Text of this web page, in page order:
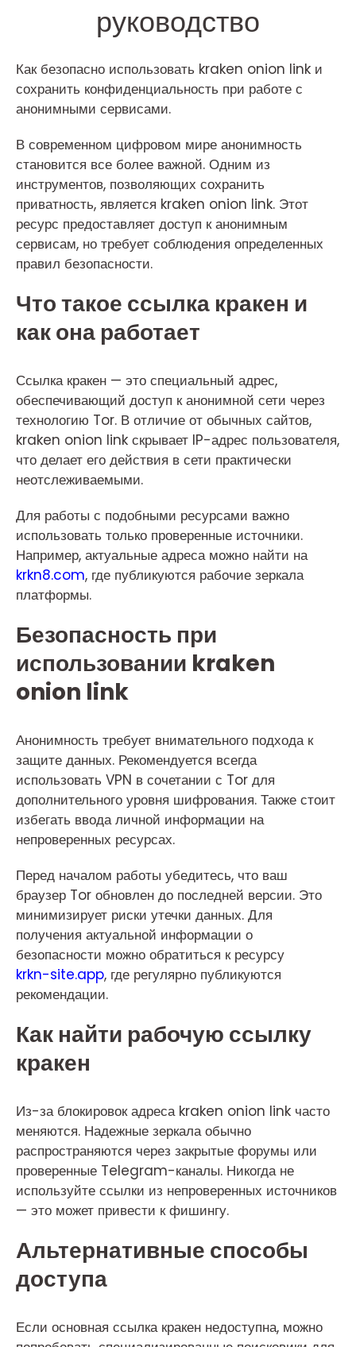
руководство
Как безопасно использовать kraken onion link и
сохранить конфиденциальность при работе с
анонимными сервисами.
В современном цифровом мире анонимность
становится все более важной. Одним из
инструментов, позволяющих сохранить
приватность, является kraken onion link. Этот
ресурс предоставляет доступ к анонимным
сервисам, но требует соблюдения определенных
правил безопасности.
Что такое ссылка кракен и
как она работает
Ссылка кракен — это специальный адрес,
обеспечивающий доступ к анонимной сети через
технологию Tor. В отличие от обычных сайтов,
kraken onion link скрывает IP-адрес пользователя,
что делает его действия в сети практически
неотслеживаемыми.
Для работы с подобными ресурсами важно
использовать только проверенные источники.
Например, актуальные адреса можно найти на
krkn8.com, где публикуются рабочие зеркала
платформы.
Безопасность при
использовании kraken
onion link
Анонимность требует внимательного подхода к
защите данных. Рекомендуется всегда
использовать VPN в сочетании с Tor для
дополнительного уровня шифрования. Также стоит
избегать ввода личной информации на
непроверенных ресурсах.
Перед началом работы убедитесь, что ваш
браузер Tor обновлен до последней версии. Это
минимизирует риски утечки данных. Для
получения актуальной информации о
безопасности можно обратиться к ресурсу
krkn-site.app, где регулярно публикуются
рекомендации.
Как найти рабочую ссылку
кракен
Из-за блокировок адреса kraken onion link часто
меняются. Надежные зеркала обычно
распространяются через закрытые форумы или
проверенные Telegram-каналы. Никогда не
используйте ссылки из непроверенных источников
— это может привести к фишингу.
Альтернативные способы
доступа
Если основная ссылка кракен недоступна, можно